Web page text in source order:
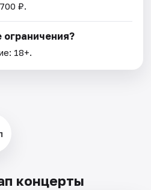
₽.
ограничения?
18+.
концерты